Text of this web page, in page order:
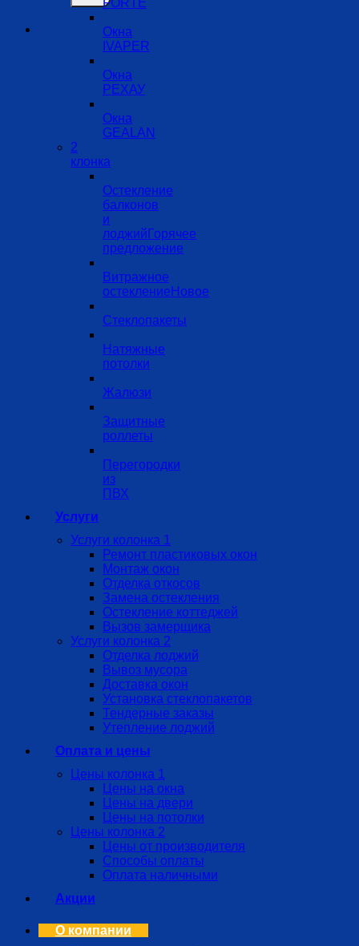
FORTE
Окна
IVAPER
Окна
РЕХАУ
Окна
GEALAN
2
клонка
Остекление
балконов
и
лоджий
Витражное
остекление
Стеклопакеты
Натяжные
потолки
Жалюзи
Защитные
роллеты
Перегородки
из
ПВХ
Услуги
Услуги колонка 1
Ремонт пластиковых окон
Монтаж окон
Отделка откосов
Замена остекления
Остекление коттеджей
Вызов замерщика
Услуги колонка 2
Отделка лоджий
Вывоз мусора
Доставка окон
Установка стеклопакетов
Тендерные заказы
Утепление лоджий
Оплата и цены
Цены колонка 1
Цены на окна
Цены на двери
Цены на потолки
Цены колонка 2
Цены от производителя
Способы оплаты
Оплата наличными
Акции
О компании